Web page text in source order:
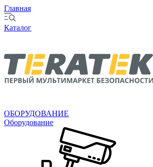
Главная
Каталог
ОБОРУДОВАНИЕ
Оборудование